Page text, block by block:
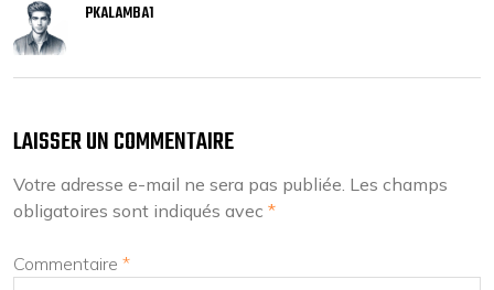
PKALAMBA1
LAISSER UN COMMENTAIRE
Votre adresse e-mail ne sera pas publiée. Les champs
obligatoires sont indiqués avec *
Commentaire *